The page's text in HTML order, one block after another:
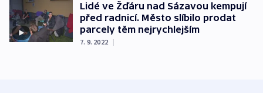
Lidé ve Žďáru nad Sázavou kempují
před radnicí. Město slíbilo prodat
parcely těm nejrychlejším
7. 9. 2022 |